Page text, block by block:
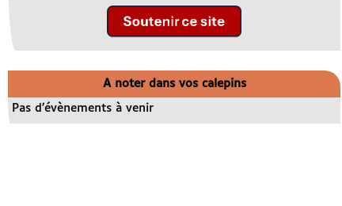
A noter dans vos calepins
Pas d’évènements à venir